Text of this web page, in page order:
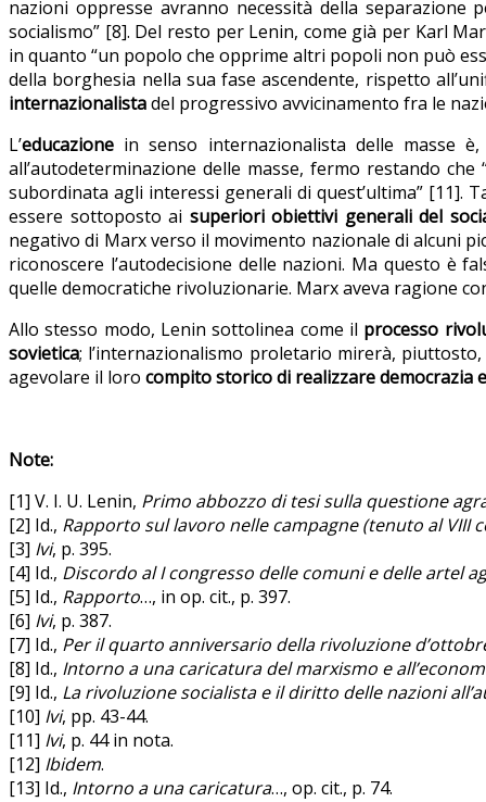
nazioni oppresse avranno necessità della
socialismo” [8]. Del resto per Lenin, come già per Karl
in quanto “un popolo che opprime altri popoli non può
della borghesia nella sua fase ascendente, rispetto
internazionalistadel progressivo avvicinamento fra le
L’educazione in senso internazionalista delle masse
all’autodeterminazione delle masse, fermo restando
subordinata agli interessi generali di quest’ultima” [11].
essere sottoposto ai superiori obiettivi generali del
negativo di Marx verso il movimento nazionale di alcuni
riconoscere l’autodecisione delle nazioni. Ma questo è
quelle democratiche rivoluzionarie. Marx aveva ragione
Allo stesso modo, Lenin sottolinea come il processo
sovietica; l’internazionalismo proletario mirerà,
agevolare il loro compito storico di realizzare democrazia
Note:
[1] V. I. U. Lenin, Primo abbozzo di tesi sulla questione
[2] Id., Rapporto sul lavoro nelle campagne (tenuto al VIII
[3] Ivi, p. 395.
[4] Id., Discordo al I congresso delle comuni e delle artel
[5] Id., Rapporto…, in op. cit., p. 397.
[6] Ivi, p. 387.
[7] Id., Per il quarto anniversario della rivoluzione
[8] Id., Intorno a una caricatura del marxismo e
[9] Id., La rivoluzione socialista e il diritto delle nazioni
[10] Ivi, pp. 43-44.
[11] Ivi, p. 44 in nota.
[12] Ibidem.
[13] Id., Intorno a una caricatura…, op. cit., p. 74.